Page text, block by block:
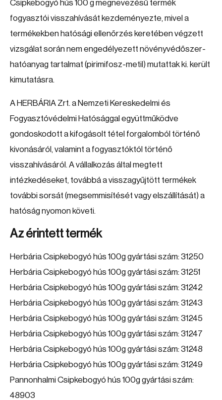
Csipkebogyó hús 100 g megnevezésű termék
fogyasztói visszahívását kezdeményezte, mivel a
termékekben hatósági ellenőrzés keretében végzett
vizsgálat során nem engedélyezett növényvédőszer-
hatóanyag tartalmat (pirimifosz-metil) mutattak ki. került
kimutatásra.
A HERBÁRIA Zrt. a Nemzeti Kereskedelmi és
Fogyasztóvédelmi Hatósággal együttműködve
gondoskodott a kifogásolt tétel forgalomból történő
kivonásáról, valamint a fogyasztóktól történő
visszahívásáról. A vállalkozás által megtett
intézkedéseket, továbbá a visszagyűjtött termékek
további sorsát (megsemmisítését vagy elszállítását) a
hatóság nyomon követi.
Az érintett termék
Herbária Csipkebogyó hús 100g gyártási szám: 31250
Herbária Csipkebogyó hús 100g gyártási szám: 31251
Herbária Csipkebogyó hús 100g gyártási szám: 31242
Herbária Csipkebogyó hús 100g gyártási szám: 31243
Herbária Csipkebogyó hús 100g gyártási szám: 31245
Herbária Csipkebogyó hús 100g gyártási szám: 31247
Herbária Csipkebogyó hús 100g gyártási szám: 31248
Herbária Csipkebogyó hús 100g gyártási szám: 31249
Pannonhalmi Csipkebogyó hús 100g gyártási szám:
48903